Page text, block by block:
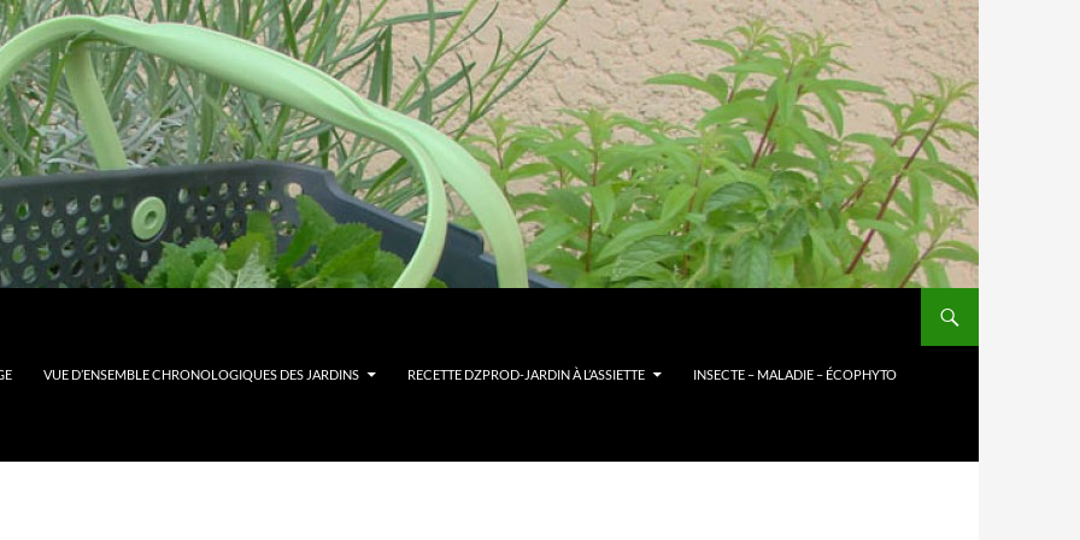
VUE D’ENSEMBLE CHRONOLOGIQUES DES JARDINS RECETTE DZPROD-JARDIN À L’ASSIETTE INSECTE – MALADIE – ÉCOPHYTO